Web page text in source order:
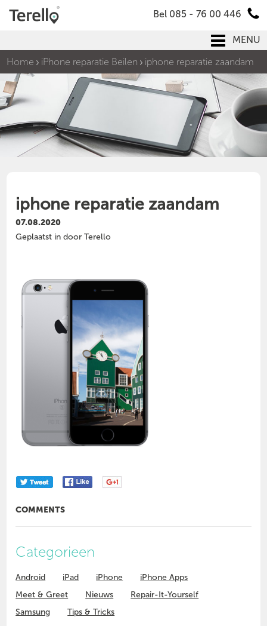
Bel 085 - 76 00 446
MENU
Home
iPhone reparatie Beilen iphone reparatie zaandam
iphone reparatie zaandam
07.08.2020
Geplaatst in door Terello
COMMENTS
Categorieen
Android iPad iPhone
iPhone Apps
Meet & Greet
Nieuws
Repair-It-Yourself
Samsung
Tips & Tricks